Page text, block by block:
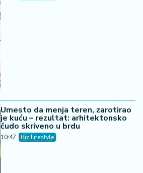
Umesto da menja teren, zarotirao
je kuću – rezultat: arhitektonsko
čudo skriveno u brdu
10:47 Biz Lifestyle